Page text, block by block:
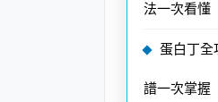
法一次看懂
蛋白丁全
譜一次掌握